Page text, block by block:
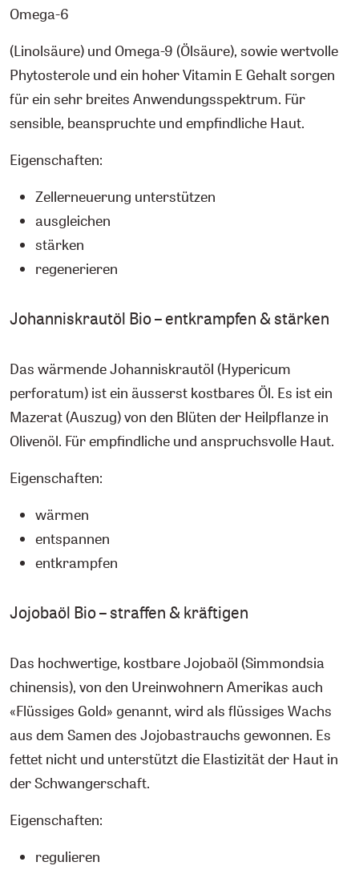
Omega-6
(Linolsäure) und Omega-9 (Ölsäure), sowie wertvolle
Phytosterole und ein hoher Vitamin E Gehalt sorgen
für ein sehr breites Anwendungsspektrum. Für
sensible, beanspruchte und empfindliche Haut.
Eigenschaften:
Zellerneuerung unterstützen
ausgleichen
stärken
regenerieren
Johanniskrautöl Bio – entkrampfen & stärken
Das wärmende Johanniskrautöl (Hypericum
perforatum) ist ein äusserst kostbares Öl. Es ist ein
Mazerat (Auszug) von den Blüten der Heilpflanze in
Olivenöl. Für empfindliche und anspruchsvolle Haut.
Eigenschaften:
wärmen
entspannen
entkrampfen
Jojobaöl Bio – straffen & kräftigen
Das hochwertige, kostbare Jojobaöl (Simmondsia
chinensis), von den Ureinwohnern Amerikas auch
«Flüssiges Gold» genannt, wird als flüssiges Wachs
aus dem Samen des Jojobastrauchs gewonnen. Es
fettet nicht und unterstützt die Elastizität der Haut in
der Schwangerschaft.
Eigenschaften:
regulieren